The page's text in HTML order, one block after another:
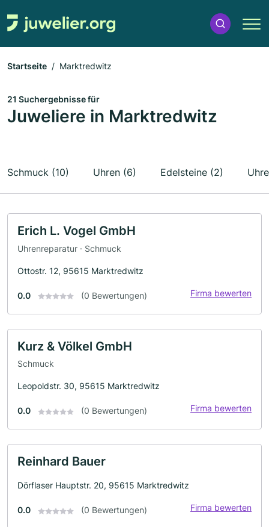
Startseite Marktredwitz
21 Suchergebnisse für
Juweliere in Marktredwitz
Schmuck (10) Uhren (6) Edelsteine (2)
Erich L. Vogel GmbH
Uhrenreparatur · Schmuck
Ottostr. 12, 95615 Marktredwitz
0.0 (0 Bewertungen) Firma bewerten
Kurz & Völkel GmbH
Schmuck
Leopoldstr. 30, 95615 Marktredwitz
0.0 (0 Bewertungen) Firma bewerten
Reinhard Bauer
Dörflaser Hauptstr. 20, 95615 Marktredwitz
0.0 (0 Bewertungen) Firma bewerten